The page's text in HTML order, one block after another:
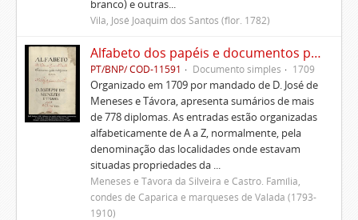
branco) e outras...
Vila, José Joaquim dos Santos (flor. 1782)
Alfabeto dos papéis e documentos pertencentes à Casa de D. José de Meneses e Távora
PT/BNP/ COD-11591 Documento simples 1709
Organizado em 1709 por mandado de D. José de
Meneses e Távora, apresenta sumários de mais
de 778 diplomas. As entradas estão organizadas
alfabeticamente de A a Z, normalmente, pela
denominação das localidades onde estavam
situadas propriedades da ...
Meneses e Távora da Silveira e Castro. Família,
condes de Caparica e marqueses de Valada (1793-
1910)